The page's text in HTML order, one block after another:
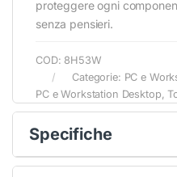
proteggere ogni
senza pensieri.
COD: 8H53W
Categorie: PC e
PC e Workstation Desktop ,
Specifiche